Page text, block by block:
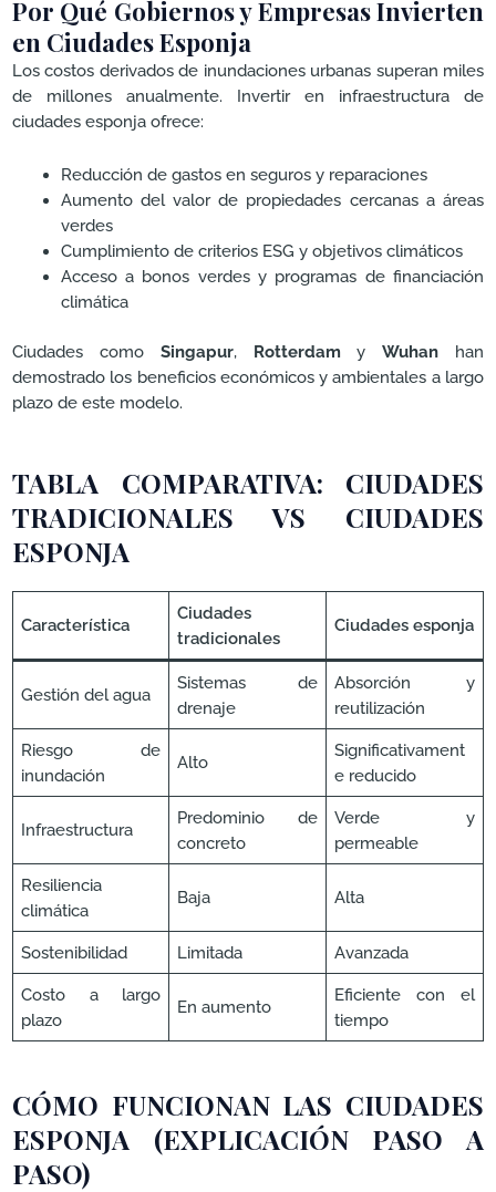
Por Qué Gobiernos y Empresas Invierten
en Ciudades Esponja
Los costos derivados de inundaciones urbanas superan miles
de millones anualmente. Invertir en infraestructura de
ciudades esponja ofrece:
Reducción de gastos en seguros y reparaciones
Aumento del valor de propiedades cercanas a áreas
verdes
Cumplimiento de criterios ESG y objetivos climáticos
Acceso a bonos verdes y programas de financiación
climática
Ciudades como Singapur, RotterdamyWuhan han
demostrado los beneficios económicos y ambientales a largo
plazo de este modelo.
TABLA COMPARATIVA: CIUDADES
TRADICIONALES VS CIUDADES
ESPONJA
Característica
Ciudades
tradicionales
Ciudades esponja
Gestión del agua
Sistemas de
drenaje
Absorción y
reutilización
Riesgo de
inundación
Alto
Significativament
e reducido
Infraestructura
Predominio de
concreto
Verde y
permeable
Resiliencia
climática
Baja Alta
Sostenibilidad Limitada Avanzada
Costo a largo
plazo
En aumento
Eficiente con el
tiempo
CÓMO FUNCIONAN LAS CIUDADES
ESPONJA (EXPLICACIÓN PASO A
PASO)